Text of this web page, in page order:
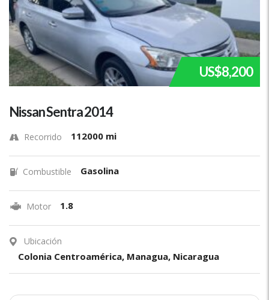
US$8,200
Nissan Sentra 2014
Recorrido 112000 mi
Combustible Gasolina
Motor 1.8
Ubicación
Colonia Centroamérica, Managua, Nicaragua